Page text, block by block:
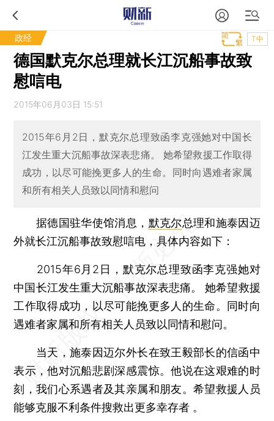
政经 T中
德国默克尔总理就长江沉船事故致
慰唁电
2015年06月03日 15:51
2015年6月2日，默克尔总理致函李克强她对中国长
江发生重大沉船事故深表悲痛。 她希望救援工作取得
成功，以尽可能挽更多人的生命。同时向遇难者家属
和所有相关人员致以同情和慰问
据德国驻华使馆消息， 默克尔总理和施泰因迈
外就长江沉船事故致慰唁电，具体内容如下：
2015年6月2日，默克尔总理致函李克强她对
中国长江发生重大沉船事故深表悲痛。 她希望救援
工作取得成功，以尽可能挽更多人的生命。同时向
遇难者家属和所有相关人员致以同情和慰问。
当天，施泰因迈尔外长在致王毅部长的信函中
表示，他对沉船悲剧深感震惊。他说在这艰难的时
刻，我们心系遇者及其亲属和朋友。希望救援人员
能够克服不利条件搜救出更多幸存者 。